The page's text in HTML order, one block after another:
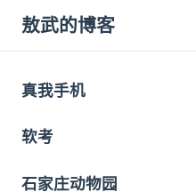
敖武的博客
真我手机
软考
石家庄动物园